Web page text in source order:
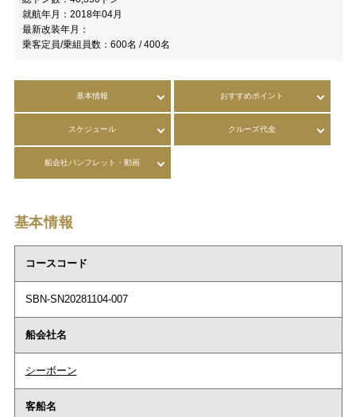
就航年月： 2018年04月
最新改装年月：
乗客定員/乗組員数： 600名 / 400名
基本情報 おすすめポイント
スケジュール クルーズ代金
船会社パンフレット・動画
基本情報
コースコード
SBN-SN20281104-007
船会社名
シーボーン
客船名